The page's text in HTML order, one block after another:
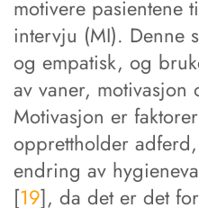
motivere pasientene
intervju (MI). Denne
og empatisk, og
av vaner, motivasjon
Motivasjon er
opprettholder
endring av
[19], da det er det